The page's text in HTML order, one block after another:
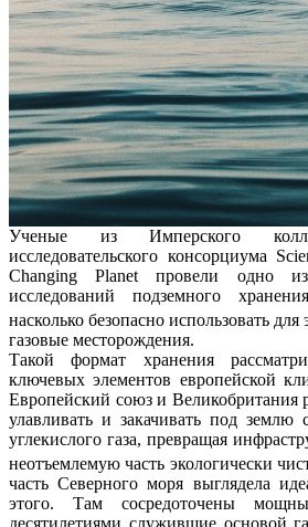
Ученые из Имперского
исследовательского консорциума
Changing Planet провели одно
исследований подземного
насколько безопасно использовать
газовые месторождения.
Такой формат хранения
ключевых элементов европейской
Европейский союз и Великобритания
улавливать и закачивать под
углекислого газа, превращая
неотъемлемую часть экологически
часть Северного моря выглядела
этого. Там сосредоточены